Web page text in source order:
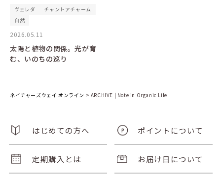
ネイチャーズウェイ オンライン > ARCHIVE | Note in Organic Life
ヴェレダ
チャントアチャーム
自然
2026.05.11
太陽と植物の関係。光が育
む、いのちの巡り
はじめての方へ ポイントについて
定期購入とは お届け日について